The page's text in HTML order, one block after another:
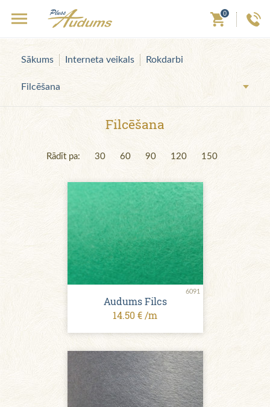
0
Sākums Interneta veikals Rokdarbi
Filcēšana
Filcēšana
Rādīt pa: 30 60 90 120 150
6091
Audums Filcs
14.50 € /m